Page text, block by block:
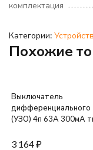
комплектация
Категории:
Похожие
Выключатель
дифференциального
(УЗО) 4п 63А 300мА
3 164₽